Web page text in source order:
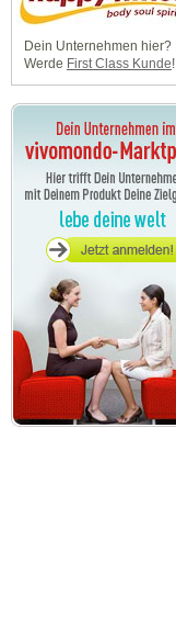
Dein Unternehmen hier?
Werde First Class Kunde!